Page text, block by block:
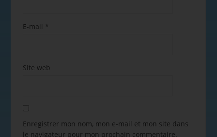
E-mail *
Site web
Enregistrer mon nom, mon e-mail et mon site dans
le navigateur pour mon prochain commentaire.